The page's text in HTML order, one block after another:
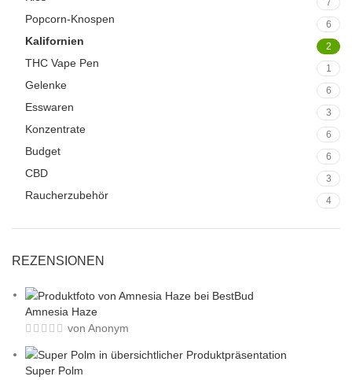
7
Popcorn-Knospen 6
Kalifornien 2
THC Vape Pen 1
Gelenke 6
Esswaren 3
Konzentrate 6
Budget 6
CBD 3
Raucherzubehör 4
REZENSIONEN
Amnesia Haze
von Anonym
Super Polm